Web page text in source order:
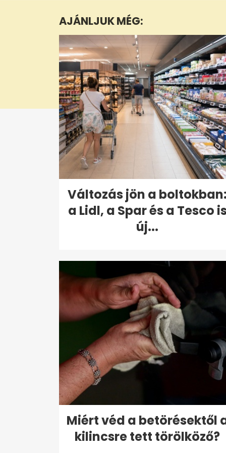
6
45
secondsVolume
0%
AJÁNLJUK MÉG:
Változás jön a boltokban:
a Lidl, a Spar és a Tesco is
új...
Miért véd a betörésektől
kilincsre tett törölköző?